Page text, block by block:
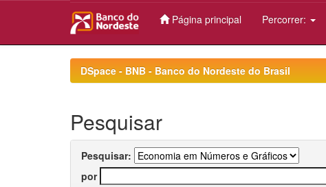
Página principal Percorrer:
DSpace - BNB - Banco do Nordeste do Brasil
Pesquisar
Pesquisar:
por